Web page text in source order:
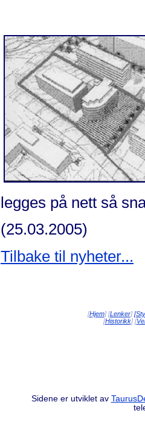
legges på nett så
(25.03.2005)
Tilbake til nyheter...
[Hjem] [Lenker]
[Historikk] [
Sidene er utviklet av